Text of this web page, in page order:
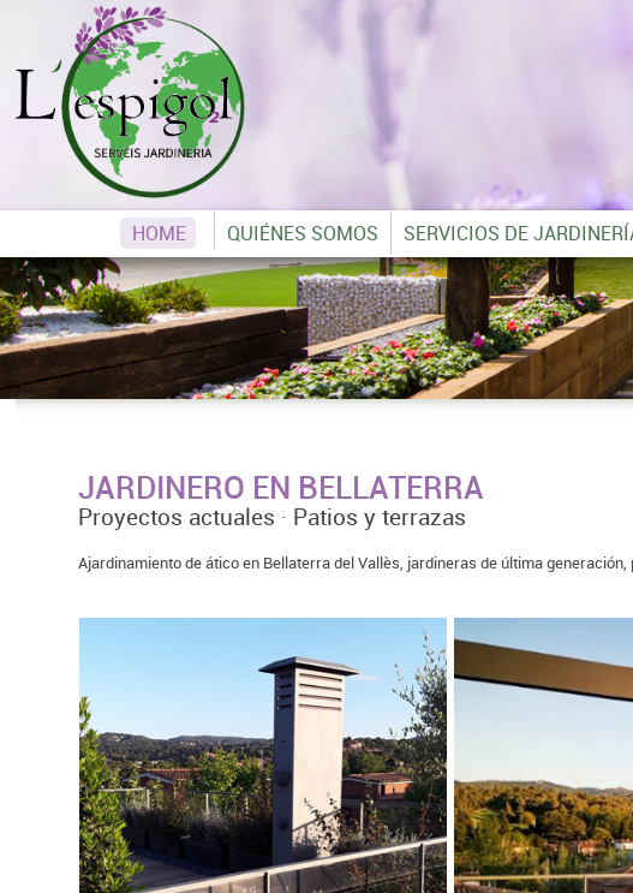
HOME QUIÉNES SOMOS SERVICIOS DE
JARDINERO EN BELLATERRA
Proyectos actuales · Patios y terrazas
Ajardinamiento de ático en Bellaterra del Vallès, jardineras de última
JARDINERO EN
BELLATERRA